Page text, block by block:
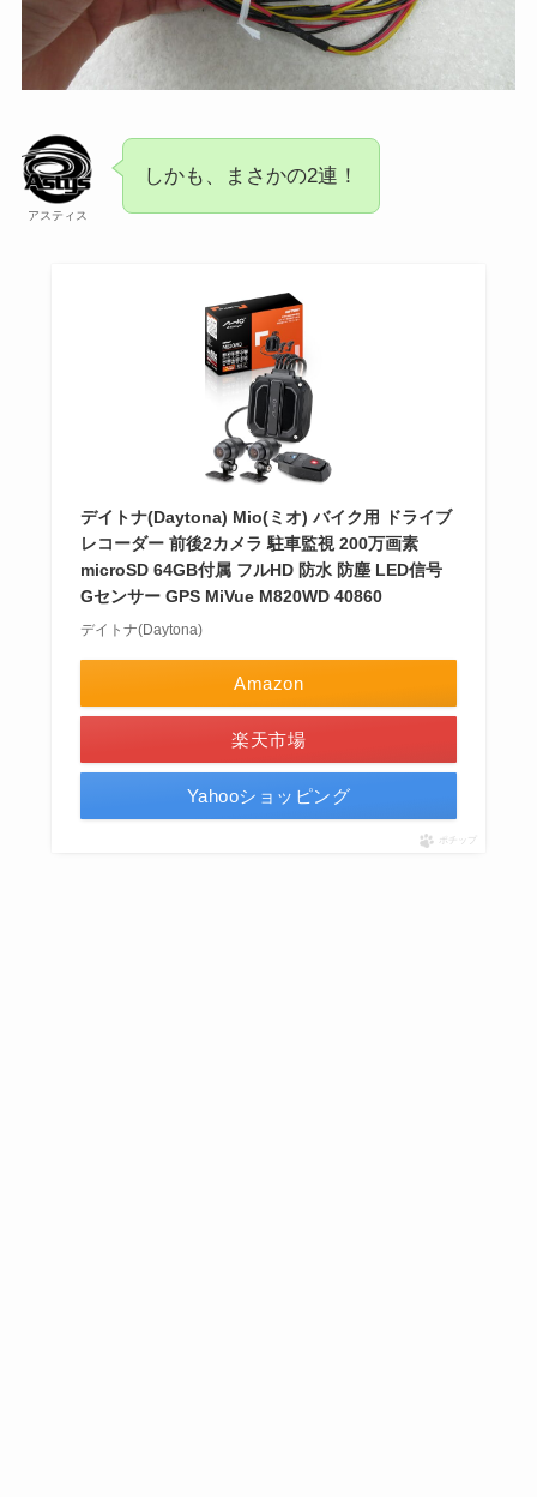
アスティス
しかも、まさかの2連！
デイトナ(Daytona) Mio(ミオ) バイク用 ドライブ
レコーダー 前後2カメラ 駐車監視 200万画素
microSD 64GB付属 フルHD 防水 防塵 LED信号
Gセンサー GPS MiVue M820WD 40860
デイトナ(Daytona)
Amazon
楽天市場
Yahooショッピング
ポチップ